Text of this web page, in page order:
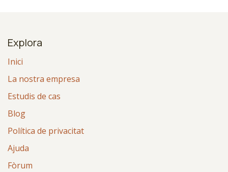
Explora
Inici
La nostra empresa
Estudis de cas
Blog
Política de privacitat
Ajuda
Fòrum